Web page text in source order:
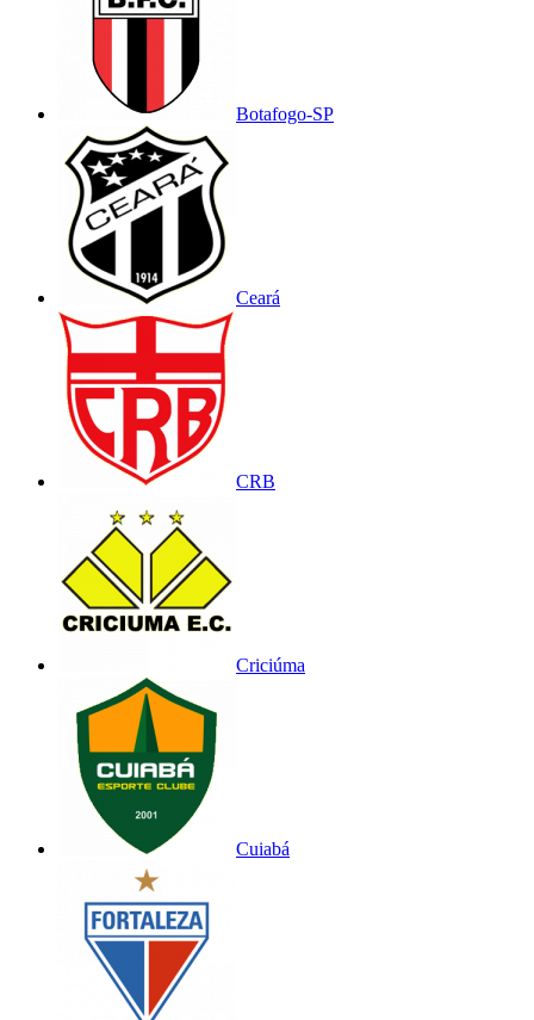
Botafogo-SP
Ceará
CRB
Criciúma
Cuiabá